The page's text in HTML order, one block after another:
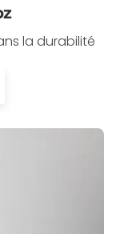
la durabilité